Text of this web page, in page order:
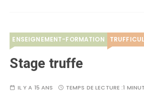
ENSEIGNEMENT-FORMATION
Stage truffe
IL Y A 15 ANS TEMPS DE LECTURE :1